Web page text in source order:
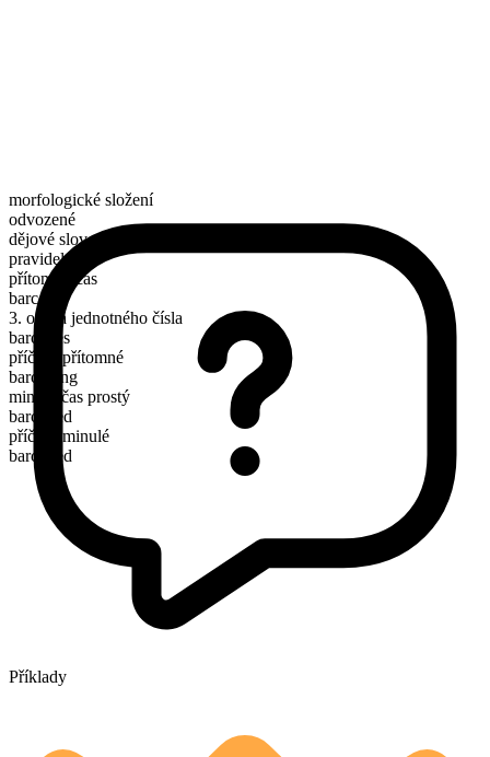
morfologické složení
odvozené
dějové sloveso
pravidelné
přítomný čas
barcode
3. osoba jednotného čísla
barcodes
příčestí přítomné
barcoding
minulý čas prostý
barcoded
příčestí minulé
barcoded
Příklady